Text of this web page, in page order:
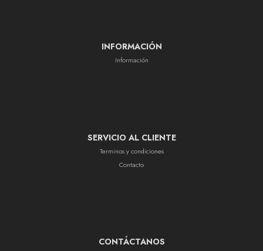
INFORMACIÓN
Información
SERVICIO AL CLIENTE
Terminos y condiciones
Contacto
CONTÁCTANOS